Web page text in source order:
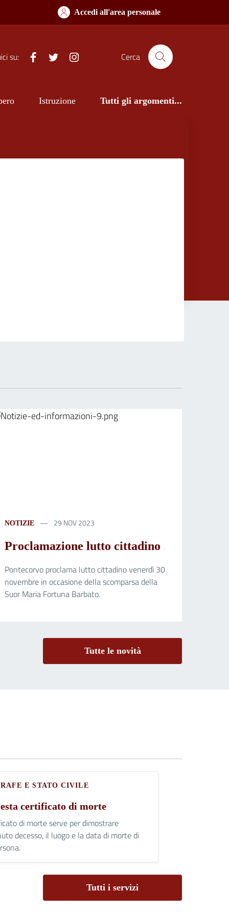
Accedi all'area personale
su: FacebookTwitter Cerca
Istruzione Tutti gli argomenti...
NOTIZIE 29 NOV 2023
Proclamazione lutto cittadino
Pontecorvo proclama lutto cittadino venerdì 30
novembre in occasione della scomparsa della
Suor Maria Fortuna Barbato.
Tutte le novità
E STATO CIVILE
certificato di morte
di morte serve per dimostrare
decesso, il luogo e la data di morte di
Tutti i servizi